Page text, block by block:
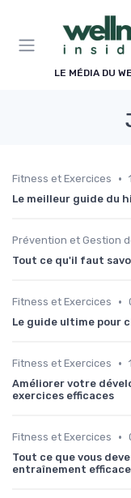
LE MÉDIA DU
Fitness et Exercices •
Le meilleur guide du
Prévention et Gestion
Tout ce qu'il faut
Fitness et Exercices •
Le guide ultime pour
Fitness et Exercices •
Améliorer votre
exercices efficaces
Fitness et Exercices •
Tout ce que vous
entraînement efficace